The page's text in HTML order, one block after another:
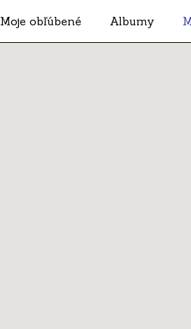
Moje obľúbené Albumy